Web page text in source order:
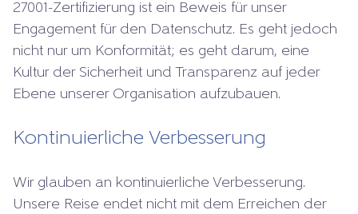
27001-Zertifizierung ist ein Beweis für unser
Engagement für den Datenschutz. Es geht jedoch
nicht nur um Konformität; es geht darum, eine
Kultur der Sicherheit und Transparenz auf jeder
Ebene unserer Organisation aufzubauen.
Kontinuierliche Verbesserung
Wir glauben an kontinuierliche Verbesserung.
Unsere Reise endet nicht mit dem Erreichen der